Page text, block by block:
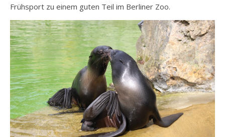
Frühsport zu einem guten Teil im Berliner Zoo.